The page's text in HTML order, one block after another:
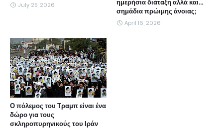
July 25, 2026
ημερήσια διάταξη αλλά και...
σημάδια πρώιμης άνοιας;
April 16, 2026
Ο πόλεμος του Τραμπ είναι ένα
δώρο για τους
σκληροπυρηνικούς του Ιράν